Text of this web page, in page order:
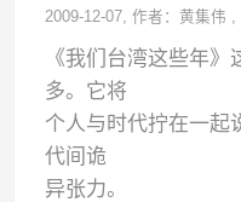
2009-12-07, 作者：黄集伟 ,
《我们台湾这些年
多。它将
个人与时代拧在一起
代间诡
异张力。